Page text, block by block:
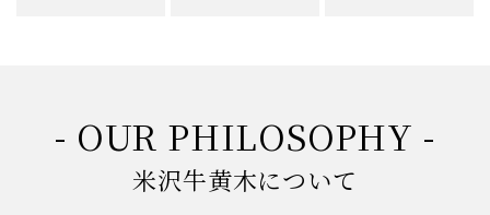
- OUR PHILOSOPHY -
米沢牛黄木について